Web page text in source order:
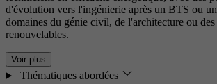
d'évolution vers l'ingénierie après un BTS ou
domaines du génie civil, de l'architecture ou des
renouvelables.
Voir plus
Thématiques abordées